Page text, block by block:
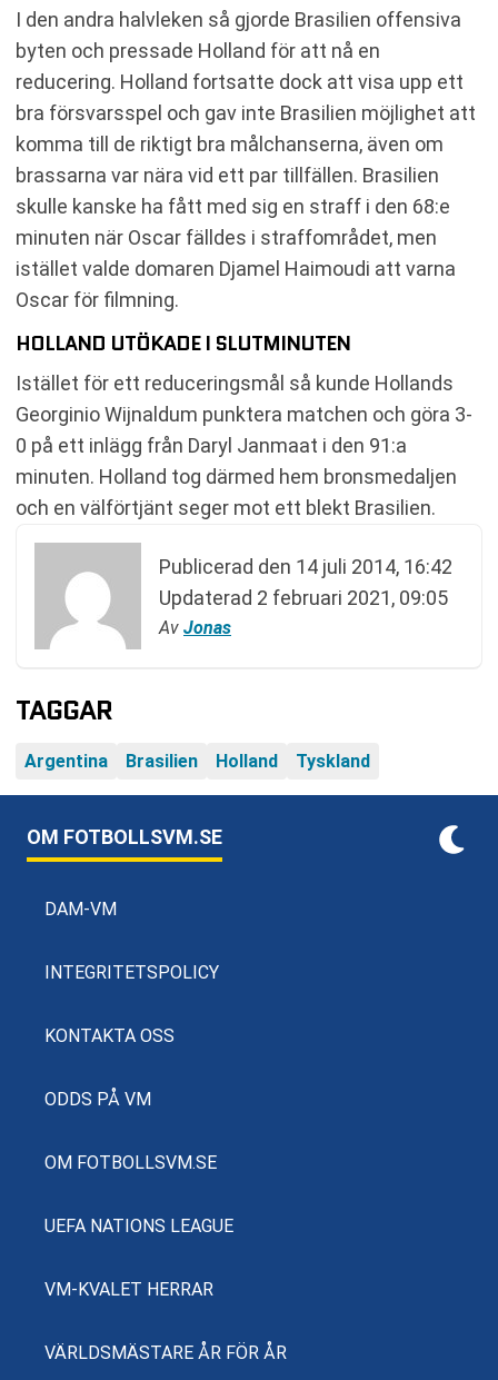
I den andra halvleken så gjorde Brasilien offensiva
byten och pressade Holland för att nå en
reducering. Holland fortsatte dock att visa upp ett
bra försvarsspel och gav inte Brasilien möjlighet att
komma till de riktigt bra målchanserna, även om
brassarna var nära vid ett par tillfällen. Brasilien
skulle kanske ha fått med sig en straff i den 68:e
minuten när Oscar fälldes i straffområdet, men
istället valde domaren Djamel Haimoudi att varna
Oscar för filmning.
HOLLAND UTÖKADE I SLUTMINUTEN
Istället för ett reduceringsmål så kunde Hollands
Georginio Wijnaldum punktera matchen och göra 3-
0 på ett inlägg från Daryl Janmaat i den 91:a
minuten. Holland tog därmed hem bronsmedaljen
och en välförtjänt seger mot ett blekt Brasilien.
Publicerad den 14 juli 2014, 16:42
Updaterad 2 februari 2021, 09:05
Av Jonas
TAGGAR
Argentina Brasilien Holland Tyskland
OM FOTBOLLSVM.SE
DAM-VM
INTEGRITETSPOLICY
KONTAKTA OSS
ODDS PÅ VM
OM FOTBOLLSVM.SE
UEFA NATIONS LEAGUE
VM-KVALET HERRAR
VÄRLDSMÄSTARE ÅR FÖR ÅR